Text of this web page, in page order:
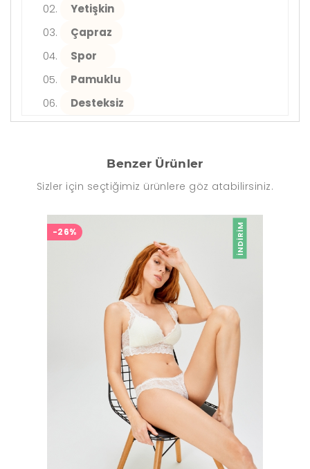
Yetişkin
Çapraz
Spor
Pamuklu
Desteksiz
Benzer Ürünler
Sizler için seçtiğimiz ürünlere göz atabilirsiniz.
İNDIRIM
-26%